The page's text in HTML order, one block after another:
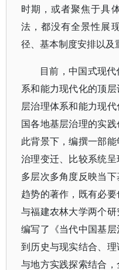
时期，或者聚焦于具
法，都没有全景性展
径、基本制度安排以及
目前，中国式现
系和能力现代化的顶
层治理体系和能力现
国各地基层治理的实
此背景下，编撰一部
治理变迁、比较系统呈
多层次多角度反映当
趋势的著作，既有必
与福建农林大学两个
编写了《当代中国基
到历史与现实结合、
与地方实践探索结合